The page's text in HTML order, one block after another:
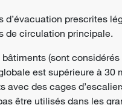
d’évacuation prescrites
de circulation principale.
bâtiments (sont
est supérieure à 30
avec des cages
être utilisés dans les